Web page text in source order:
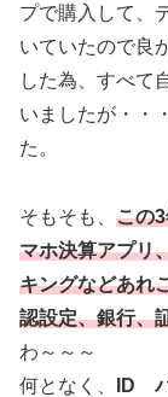
プで購入して、
いていたので良
した為、すべて
いましたが・・
た。
そもそも、 この
マホ決算アプリ
キングなどあれ
認設定、銀行、
わ～～～
何となく、
ID